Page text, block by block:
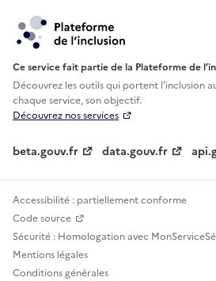
Ce service fait partie de la Plateforme de
Découvrez les outils qui portent l'inclusion
chaque service, son objectif.
Découvrez nos services
beta.gouv.fr data.gouv.fr
Accessibilité : partiellement conforme
Code source
Sécurité : Homologation avec
Mentions légales
Conditions générales